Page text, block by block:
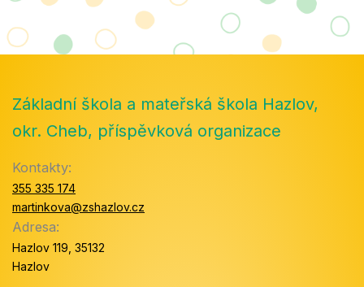
Základní škola a mateřská škola Hazlov,
okr. Cheb, příspěvková organizace
Kontakty:
355 335 174
martinkova@zshazlov.cz
Adresa:
Hazlov 119, 35132
Hazlov